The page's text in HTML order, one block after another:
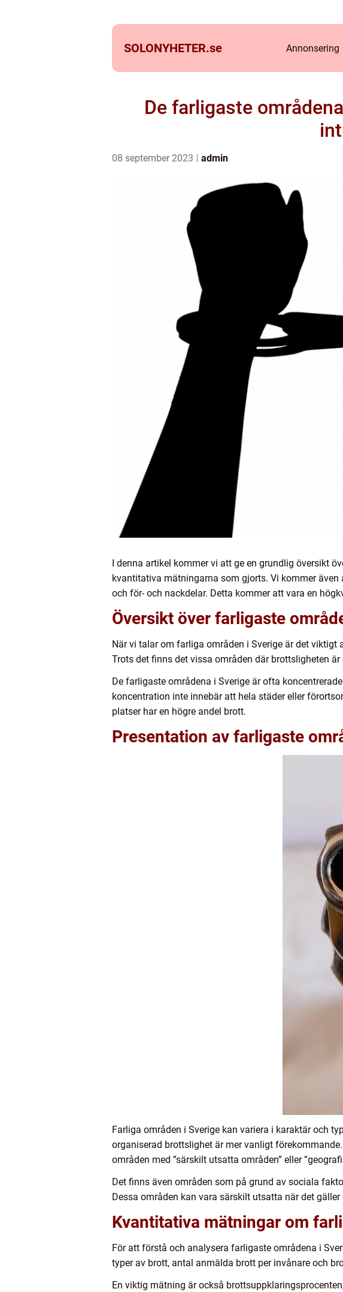
SOLONYHETER.se Annonsering
De farligaste
08 september 2023 admin
I denna artikel kommer vi att ge en grundlig översikt
kvantitativa mätningarna som gjorts. Vi kommer
och för- och nackdelar. Detta kommer att vara en
Översikt över farligaste
När vi talar om farliga områden i Sverige är det
Trots det finns det vissa områden där brottsligheten
De farligaste områdena i Sverige är ofta
koncentration inte innebär att hela städer eller
platser har en högre andel brott.
Presentation av farligaste
Farliga områden i Sverige kan variera i karaktär och
organiserad brottslighet är mer vanligt
områden med ”särskilt utsatta områden” eller
Det finns även områden som på grund av sociala
Dessa områden kan vara särskilt utsatta när det
Kvantitativa mätningar om
För att förstå och analysera farligaste områdena i
typer av brott, antal anmälda brott per invånare och
En viktig mätning är också